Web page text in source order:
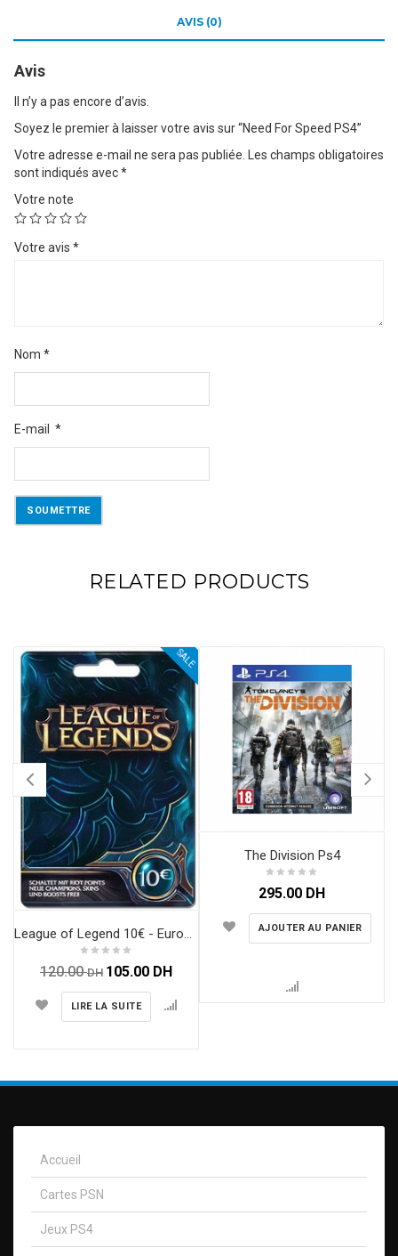
AVIS (0)
Avis
Il n’y a pas encore d’avis.
Soyez le premier à laisser votre avis sur “Need For Speed PS4”
Votre adresse e-mail ne sera pas publiée. Les champs obligatoires
sont indiqués avec*
Votre note
Votre avis *
Nom *
E-mail *
RELATED PRODUCTS
SALE
League of Legend 10€ - Europe France Au Maroc
120.00DH 105.00 DH
LIRE LA SUITE
The Division Ps4
295.00 DH
AJOUTER AU PANIER
Accueil
Cartes PSN
Jeux PS4